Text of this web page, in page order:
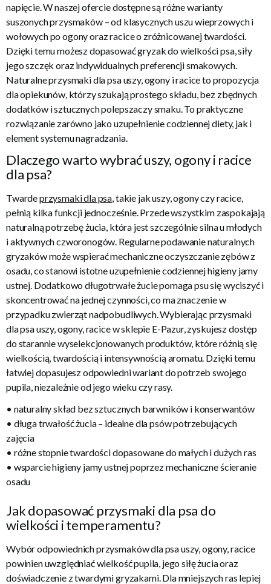
napięcie. W naszej ofercie dostępne są różne warianty
suszonych przysmaków – od klasycznych uszu wieprzowych i
wołowych po ogony oraz racice o zróżnicowanej twardości.
Dzięki temu możesz dopasować gryzak do wielkości psa, siły
jego szczęk oraz indywidualnych preferencji smakowych.
Naturalne przysmaki dla psa uszy, ogony i racice to propozycja
dla opiekunów, którzy szukają prostego składu, bez zbędnych
dodatków i sztucznych polepszaczy smaku. To praktyczne
rozwiązanie zarówno jako uzupełnienie codziennej diety, jak i
element systemu nagradzania.
Dlaczego warto wybrać uszy, ogony i racice
dla psa?
Twardeprzysmaki dla psa , takie jak uszy, ogony czy racice,
pełnią kilka funkcji jednocześnie. Przede wszystkim zaspokajają
naturalną potrzebę żucia, która jest szczególnie silna u młodych
i aktywnych czworonogów. Regularne podawanie naturalnych
gryzaków może wspierać mechaniczne oczyszczanie zębów z
osadu, co stanowi istotne uzupełnienie codziennej higieny jamy
ustnej. Dodatkowo długotrwałe żucie pomaga psu się wyciszyć i
skoncentrować na jednej czynności, co ma znaczenie w
przypadku zwierząt nadpobudliwych. Wybierając przysmaki
dla psa uszy, ogony, racice w sklepie E-Pazur, zyskujesz dostęp
do starannie wyselekcjonowanych produktów, które różnią się
wielkością, twardością i intensywnością aromatu. Dzięki temu
łatwiej dopasujesz odpowiedni wariant do potrzeb swojego
pupila, niezależnie od jego wieku czy rasy.
• naturalny skład bez sztucznych barwników i konserwantów
• długa trwałość żucia – idealne dla psów potrzebujących
zajęcia
• różne stopnie twardości dopasowane do małych i dużych ras
• wsparcie higieny jamy ustnej poprzez mechaniczne ścieranie
osadu
Jak dopasować przysmaki dla psa do
wielkości i temperamentu?
Wybór odpowiednich przysmaków dla psa uszy, ogony, racice
powinien uwzględniać wielkość pupila, jego siłę żucia oraz
doświadczenie z twardymi gryzakami. Dla mniejszych ras lepiej